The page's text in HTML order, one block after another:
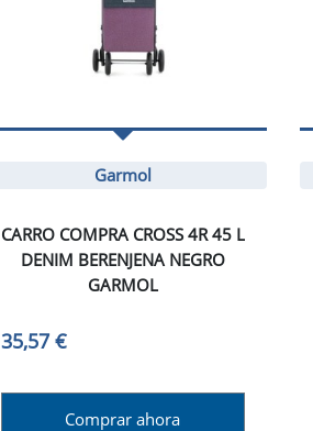
Garmol
CARRO COMPRA CROSS 4R 45 L
DENIM BERENJENA NEGRO
GARMOL
35,57 €
Comprar ahora